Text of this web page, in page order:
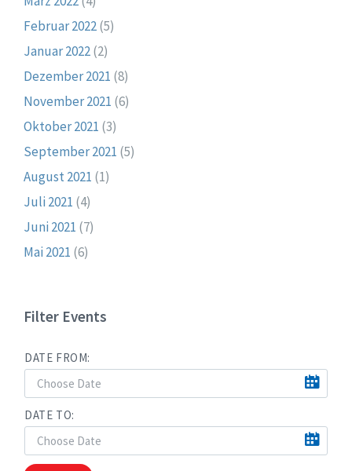
Februar 2022(5)
Januar 2022(2)
Dezember 2021 (8)
November 2021 (6)
Oktober 2021 (3)
September 2021 (5)
August 2021 (1)
Juli 2021 (4)
Juni 2021 (7)
Mai 2021 (6)
Filter Events
DATE FROM:
DATE TO: